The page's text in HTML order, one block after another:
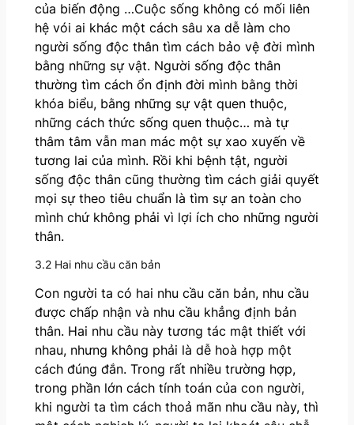
của biến động …Cuộc sống không có mối liên
hệ vói ai khác một cách sâu xa dễ làm cho
người sống độc thân tìm cách bảo vệ đời mình
bằng những sự vật. Người sống độc thân
thường tìm cách ổn định đời mình bằng thời
khóa biểu, bằng những sự vật quen thuộc,
những cách thức sống quen thuộc… mà tự
thâm tâm vẫn man mác một sự xao xuyến về
tương lai của mình. Rồi khi bệnh tật, người
sống độc thân cũng thường tìm cách giải quyết
mọi sự theo tiêu chuẩn là tìm sự an toàn cho
mình chứ không phải vì lợi ích cho những người
thân.
3.2 Hai nhu cầu căn bản
Con người ta có hai nhu cầu căn bản, nhu cầu
được chấp nhận và nhu cầu khẳng định bản
thân. Hai nhu cầu này tương tác mật thiết với
nhau, nhưng không phải là dễ hoà hợp một
cách đúng đắn. Trong rất nhiều trường hợp,
trong phần lớn cách tính toán của con người,
khi người ta tìm cách thoả mãn nhu cầu này, thì